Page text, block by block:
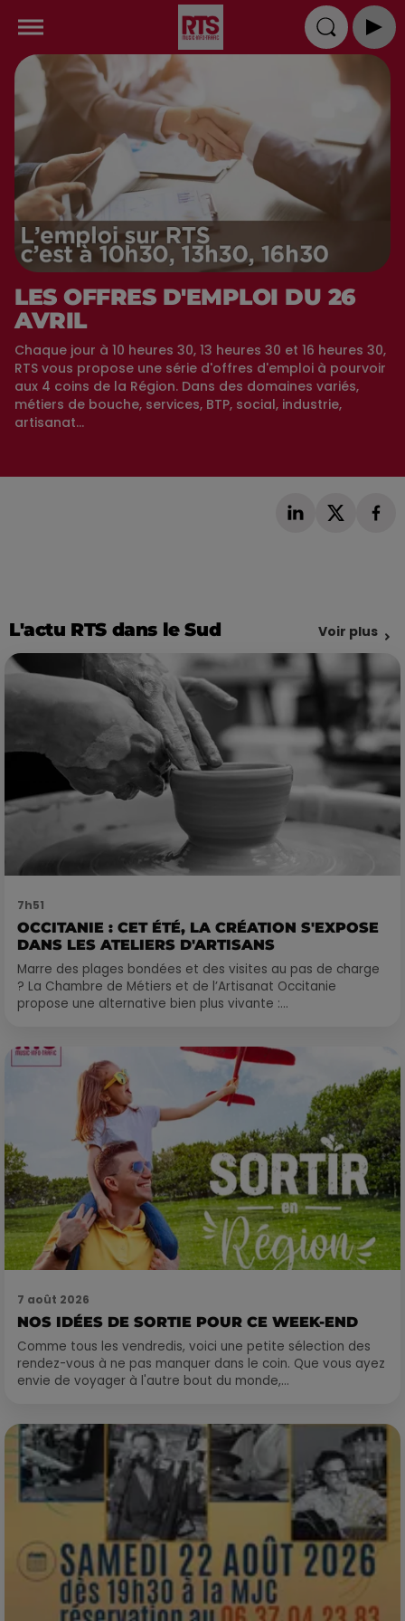
LES OFFRES D'EMPLOI DU 26
AVRIL
Chaque jour à 10 heures 30, 13 heures 30 et 16 heures 30,
RTS vous propose une série d'offres d'emploi à pourvoir
aux 4 coins de la Région. Dans des domaines variés,
métiers de bouche, services, BTP, social, industrie,
artisanat...
L'actu RTS dans le Sud Voir plus
7h51
OCCITANIE : CET ÉTÉ, LA CRÉATION S'EXPOSE
DANS LES ATELIERS D'ARTISANS
Marre des plages bondées et des visites au pas de charge
? La Chambre de Métiers et de l’Artisanat Occitanie
propose une alternative bien plus vivante :...
7 août 2026
NOS IDÉES DE SORTIE POUR CE WEEK-END
Comme tous les vendredis, voici une petite sélection des
rendez-vous à ne pas manquer dans le coin. Que vous ayez
envie de voyager à l'autre bout du monde,...